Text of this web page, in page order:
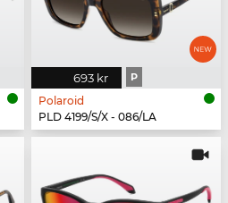
693 kr P
Polaroid
PLD 4199/S/X - 086/LA